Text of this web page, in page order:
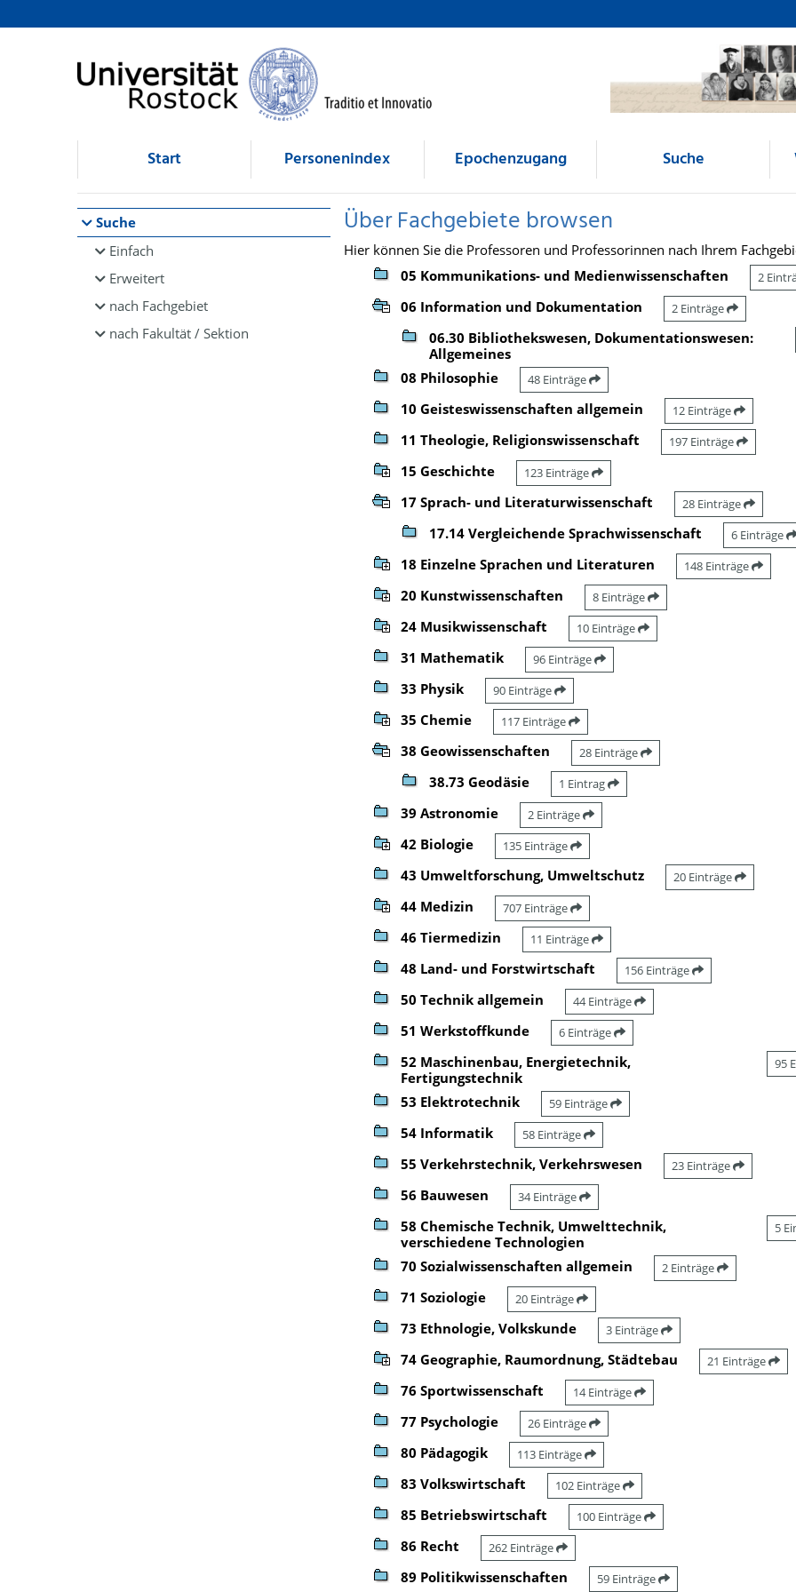
Browsen
direkt zum Inhalt
Start Personenindex Epochenzugang Suche
Suche
Einfach
Erweitert
nach Fachgebiet
nach Fakultät / Sektion
Über Fachgebiete browsen
Hier können Sie die Professoren und Professorinnen nach Ihrem
05 Kommunikations- und Medienwissenschaften
2
06 Information und Dokumentation 2 Einträge
06.30 Bibliothekswesen, Dokumentationswesen:
Allgemeines
08 Philosophie 48 Einträge
10 Geisteswissenschaften allgemein 12 Einträge
11 Theologie, Religionswissenschaft 197 Einträge
15 Geschichte 123 Einträge
17 Sprach- und Literaturwissenschaft 28 Einträge
17.14 Vergleichende Sprachwissenschaft 6 Einträge
18 Einzelne Sprachen und Literaturen 148 Einträge
20 Kunstwissenschaften 8 Einträge
24 Musikwissenschaft 10 Einträge
31 Mathematik 96 Einträge
33 Physik 90 Einträge
35 Chemie 117 Einträge
38 Geowissenschaften 28 Einträge
38.73 Geodäsie 1 Eintrag
39 Astronomie 2 Einträge
42 Biologie 135 Einträge
43 Umweltforschung, Umweltschutz 20 Einträge
44 Medizin 707 Einträge
46 Tiermedizin 11 Einträge
48 Land- und Forstwirtschaft 156 Einträge
50 Technik allgemein 44 Einträge
51 Werkstoffkunde 6 Einträge
52 Maschinenbau, Energietechnik,
Fertigungstechnik
95
53 Elektrotechnik 59 Einträge
54 Informatik 58 Einträge
55 Verkehrstechnik, Verkehrswesen 23 Einträge
56 Bauwesen 34 Einträge
58 Chemische Technik, Umwelttechnik,
verschiedene Technologien
5
70 Sozialwissenschaften allgemein 2 Einträge
71 Soziologie 20 Einträge
73 Ethnologie, Volkskunde 3 Einträge
74 Geographie, Raumordnung, Städtebau 21 Einträge
76 Sportwissenschaft 14 Einträge
77 Psychologie 26 Einträge
80 Pädagogik 113 Einträge
83 Volkswirtschaft 102 Einträge
85 Betriebswirtschaft 100 Einträge
86 Recht 262 Einträge
89 Politikwissenschaften 59 Einträge